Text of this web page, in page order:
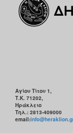
Αγίου Τίτου 1,
Τ.Κ. 71202,
Ηράκλειο
Τηλ.: 2813-409000
email: